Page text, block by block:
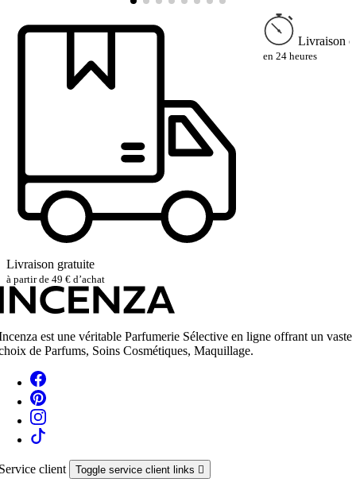
Livraison gratuite
à partir de 49 € d’achat
Livraison
en 24 heures
est une véritable Parfumerie Sélective en ligne offrant un vaste
de Parfums, Soins Cosmétiques, Maquillage.
client Toggle service client links 